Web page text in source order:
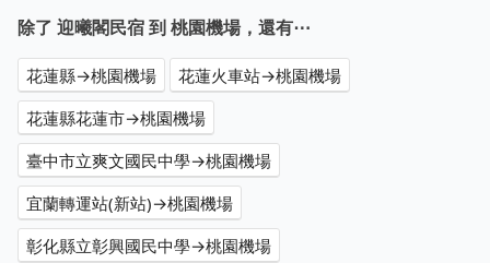
除了 迎曦閣民宿 到 桃園機場，還有⋯
花蓮縣→桃園機場
花蓮火車站→桃園機場
花蓮縣花蓮市→桃園機場
臺中市立爽文國民中學→桃園機場
宜蘭轉運站(新站)→桃園機場
彰化縣立彰興國民中學→桃園機場